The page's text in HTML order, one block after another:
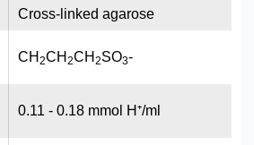
Cross-linked agarose
CH 2CH 2CH 2SO3-
0.11 - 0.18 mmol H⁺/ml